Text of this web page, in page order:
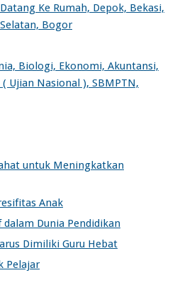
Ke Rumah, Depok, Bekasi,
Bogor
Biologi, Ekonomi, Akuntansi,
Ujian Nasional ), SBMPTN,
untuk Meningkatkan
Anak
Dunia Pendidikan
Dimiliki Guru Hebat
Pelajar